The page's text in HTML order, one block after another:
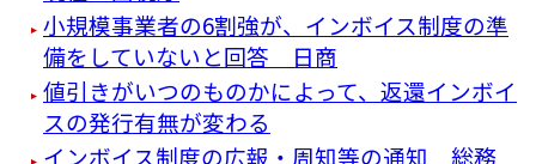
小規模事業者の6割強が、インボイス制度の準
備をしていないと回答 日商
値引きがいつのものかによって、返還インボイ
スの発行有無が変わる
インボイス制度の広報・周知等の通知 総務